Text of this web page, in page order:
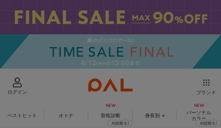
ログイン ブランド
ベストヒット オトナ 骨格診断 身長別
パーソナル
カラー